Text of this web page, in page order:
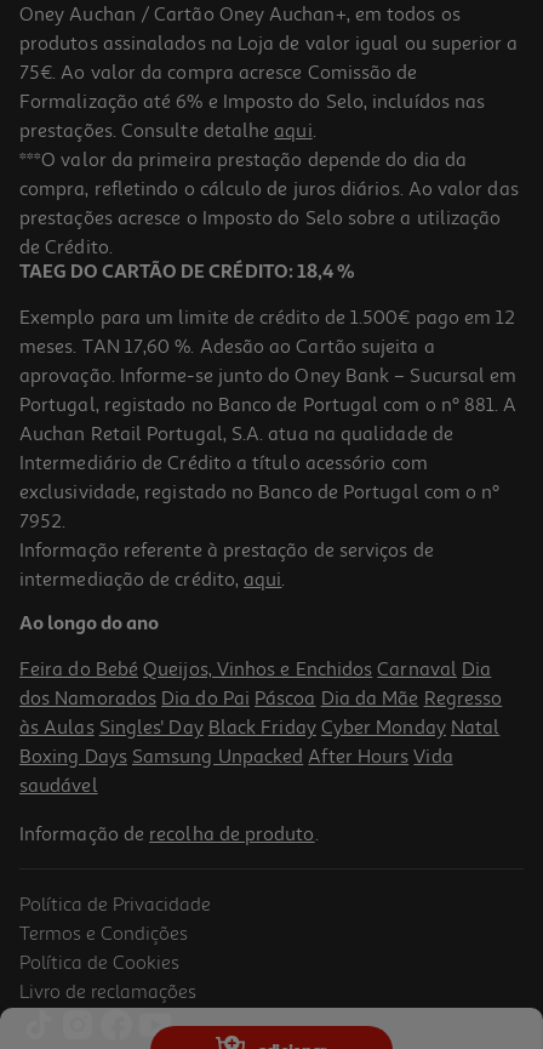
Refrigerante C/ Gás Pepsi Zero 1l (sdr)
0.99 €/Lt
0,99 €
Refrigerante Com Gás Coca-Cola Zero Baunilha 1l
1.39 €/Lt
1,39 €
+0,10 € Depósito
Refrigerante C/ Gás Coca-Cola Zero S/cafeína 10x0.20l (sdr)
Oney Auchan / Cartão Oney Auchan+, em todos os
produtos assinalados na Loja de valor igual ou superior a
75€. Ao valor da compra acresce Comissão de
Formalização até 6% e Imposto do Selo, incluídos nas
prestações. Consulte detalhe aqui.
***O valor da primeira prestação depende do dia da
compra, refletindo o cálculo de juros diários. Ao valor das
prestações acresce o Imposto do Selo sobre a utilização
de Crédito.
TAEG DO CARTÃO DE CRÉDITO: 18,4 %
Exemplo para um limite de crédito de 1.500€ pago em 12
meses. TAN 17,60 %. Adesão ao Cartão sujeita a
aprovação. Informe-se junto do Oney Bank – Sucursal em
Portugal, registado no Banco de Portugal com o nº 881. A
Auchan Retail Portugal, S.A. atua na qualidade de
Intermediário de Crédito a título acessório com
exclusividade, registado no Banco de Portugal com o nº
7952.
Informação referente à prestação de serviços de
intermediação de crédito, aqui.
Ao longo do ano
Feira do Bebé Queijos, Vinhos e Enchidos Carnaval Dia
dos Namorados Dia do Pai Páscoa Dia da Mãe Regresso
às Aulas Singles' Day Black Friday Cyber Monday Natal
Boxing Days Samsung Unpacked After Hours Vida
saudável
Informação de recolha de produto.
Política de Privacidade
Termos e Condições
Política de Cookies
Livro de reclamações